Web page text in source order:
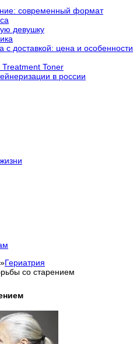
современный формат
девушку
с доставкой: цена и особенности
Toner
в россии
»Гериатрия
со старением